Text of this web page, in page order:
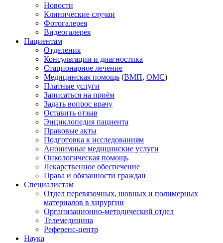
Новости
Клинические случаи
Фотогалерея
Видеогалерея
Пациентам
Отделения
Консультации и диагностика
Стационарное лечение
Медицинская помощь (ВМП, ОМС)
Платные услуги
Записаться на приём
Задать вопрос врачу
Оставить отзыв
Энциклопедия пациента
Правовые акты
Подготовка к исследованиям
Анонимные медицинские услуги
Онкологическая помощь
Лекарственное обеспечение
Права и обязанности граждан
Специалистам
Отдел перевязочных, шовных и полимерных
материалов в хирургии
Организационно-методический отдел
Телемедицина
Референс-центр
Наука